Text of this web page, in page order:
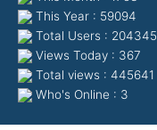
This Year : 59094
Total Users : 204345
Views Today : 367
Total views : 445641
Who's Online : 3